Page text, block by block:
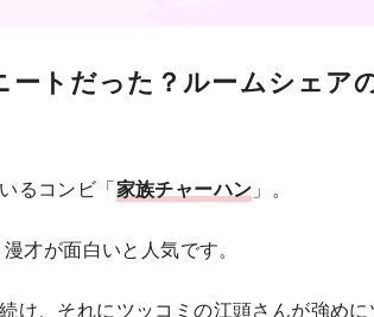
トだった？ルームシェア
るコンビ「家族チャーハン 」。
才が面白いと人気です。
け、それにツッコミの江頭さんが強めに